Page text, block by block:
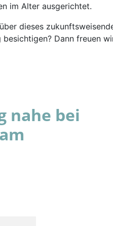
im Alter ausgerichtet.
dieses
Dann freuen
nahe bei